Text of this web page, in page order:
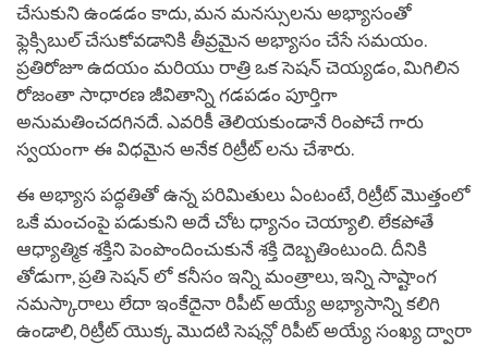
చేసుకుని ఉండడం కాదు, మన మనస్సులను అభ్యాసంతో
ఫ్లెక్సిబుల్ చేసుకోవడానికి తీవ్రమైన అభ్యాసం చేసే సమయం.
ప్రతిరోజూ ఉదయం మరియు రాత్రి ఒక సెషన్ చెయ్యడం, మిగిలిన
రోజంతా సాధారణ జీవితాన్ని గడపడం పూర్తిగా
అనుమతించదగినదే. ఎవరికీ తెలియకుండానే రింపోచే గారు
స్వయంగా ఈ విధమైన అనేక రిట్రీట్ లను చేశారు.
ఈ అభ్యాస పద్ధతితో ఉన్న పరిమితులు ఏంటంటే, రిట్రీట్ మొత్తంలో
ఒకే మంచంపై పడుకుని అదే చోట ధ్యానం చెయ్యాలి. లేకపోతే
ఆధ్యాత్మిక శక్తిని పెంపొందించుకునే శక్తి దెబ్బతింటుంది. దీనికి
తోడుగా, ప్రతి సెషన్ లో కనీసం ఇన్ని మంత్రాలు, ఇన్ని సాష్టాంగ
నమస్కారాలు లేదా ఇంకేదైనా రిపీట్ అయ్యే అభ్యాసాన్ని కలిగి
ఉండాలి, రిట్రీట్ యొక్క మొదటి సెషన్లో రిపీట్ అయ్యే సంఖ్య ద్వారా